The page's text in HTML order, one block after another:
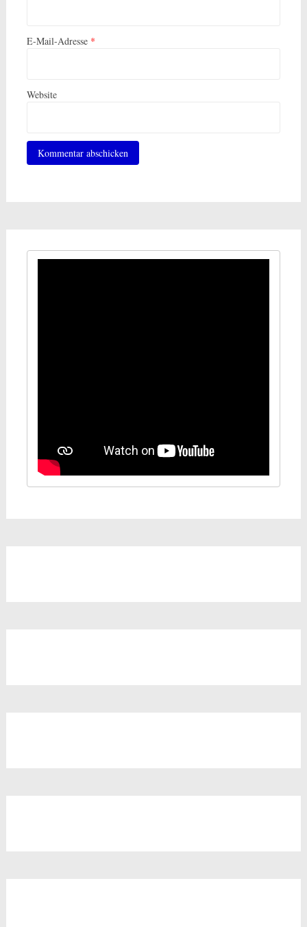
E-Mail-Adresse *
Website